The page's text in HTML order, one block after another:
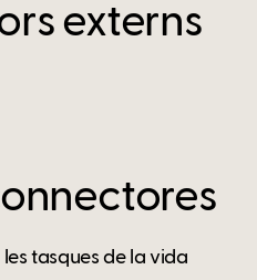
externs
tasques de la vida